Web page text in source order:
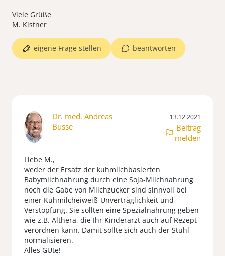
Viele Grüße
M. Kistner
beantworten
eigene Frage stellen
Dr. med. Andreas
Busse
13.12.2021
Beitrag
melden
Liebe M.,
weder der Ersatz der kuhmilchbasierten
Babymilchnahrung durch eine Soja-Milchnahrung
noch die Gabe von Milchzucker sind sinnvoll bei
einer Kuhmilcheiweiß-Unverträglichkeit und
Verstopfung. Sie sollten eine Spezialnahrung geben
wie z.B. Althera, die Ihr Kinderarzt auch auf Rezept
verordnen kann. Damit sollte sich auch der Stuhl
normalisieren.
Alles GUte!